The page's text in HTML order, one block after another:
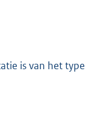
is van het type